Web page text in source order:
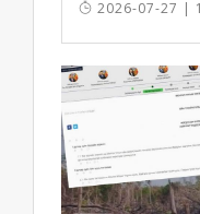
2026-07-27 |